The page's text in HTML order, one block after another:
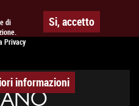
di
Privacy
Si, accetto
informazioni